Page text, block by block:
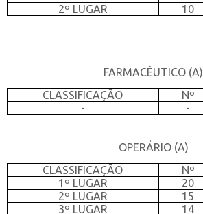
2º LUGAR
10
FARMACÊUTICO (A)
CLASSIFICAÇÃO
Nº
-
-
OPERÁRIO (A)
CLASSIFICAÇÃO
Nº
1º LUGAR
20
2º LUGAR
15
3º LUGAR
14